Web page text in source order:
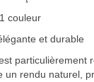
couleur
et durable
particulièrement
un rendu naturel,